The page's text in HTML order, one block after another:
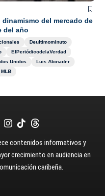
del mercado de
del año
Deultimominuto
ElPeriódicodelaVerdad
Unidos
Luis Abinader
MLB
contenidos informativos y
crecimiento en audiencia en
caribeña.